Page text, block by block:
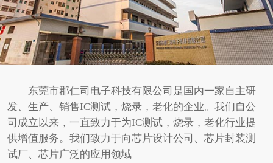
东莞市郡仁司电子科技有限公司是国内一家自主研
发、生产、销售IC测试，烧录，老化的企业。我们自公
司成立以来，一直致力于为IC测试，烧录，老化行业提
供增值服务。我们致力于向芯片设计公司、芯片封装测
试厂、芯片广泛的应用领域